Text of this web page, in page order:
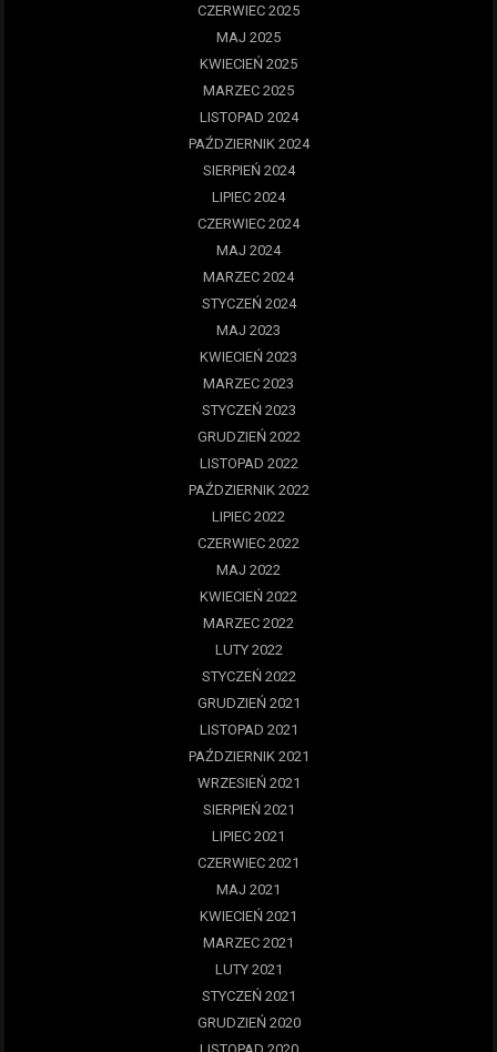
CZERWIEC 2025
MAJ 2025
KWIECIEŃ 2025
MARZEC 2025
LISTOPAD 2024
PAŹDZIERNIK 2024
SIERPIEŃ 2024
LIPIEC 2024
CZERWIEC 2024
MAJ 2024
MARZEC 2024
STYCZEŃ 2024
MAJ 2023
KWIECIEŃ 2023
MARZEC 2023
STYCZEŃ 2023
GRUDZIEŃ 2022
LISTOPAD 2022
PAŹDZIERNIK 2022
LIPIEC 2022
CZERWIEC 2022
MAJ 2022
KWIECIEŃ 2022
MARZEC 2022
LUTY 2022
STYCZEŃ 2022
GRUDZIEŃ 2021
LISTOPAD 2021
PAŹDZIERNIK 2021
WRZESIEŃ 2021
SIERPIEŃ 2021
LIPIEC 2021
CZERWIEC 2021
MAJ 2021
KWIECIEŃ 2021
MARZEC 2021
LUTY 2021
STYCZEŃ 2021
GRUDZIEŃ 2020